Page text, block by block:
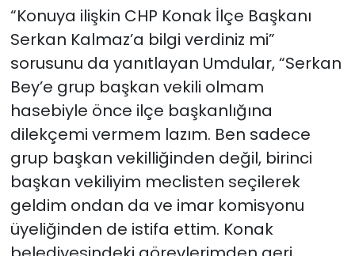
“Konuya ilişkin CHP Konak İlçe Başkanı
Serkan Kalmaz’a bilgi verdiniz mi”
sorusunu da yanıtlayan Umdular, “Serkan
Bey’e grup başkan vekili olmam
hasebiyle önce ilçe başkanlığına
dilekçemi vermem lazım. Ben sadece
grup başkan vekilliğinden değil, birinci
başkan vekiliyim meclisten seçilerek
geldim ondan da ve imar komisyonu
üyeliğinden de istifa ettim. Konak